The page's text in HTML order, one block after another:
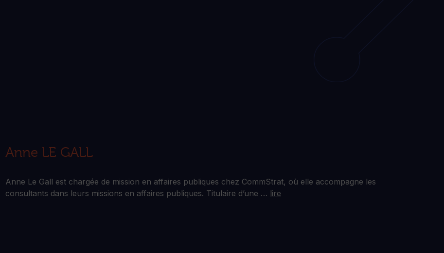
Anne LE GALL
Anne Le Gall est chargée de mission en affaires publiques chez CommStrat, où elle accompagne les
consultants dans leurs missions en affaires publiques. Titulaire d’une … lire